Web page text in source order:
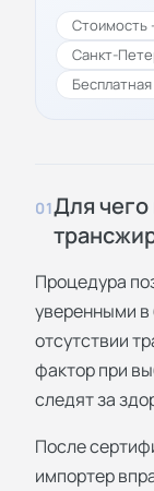
Стоимость
Санкт-
01Для
Процедура
уверенными в
отсутствии
фактор при
следят за
После
импортер